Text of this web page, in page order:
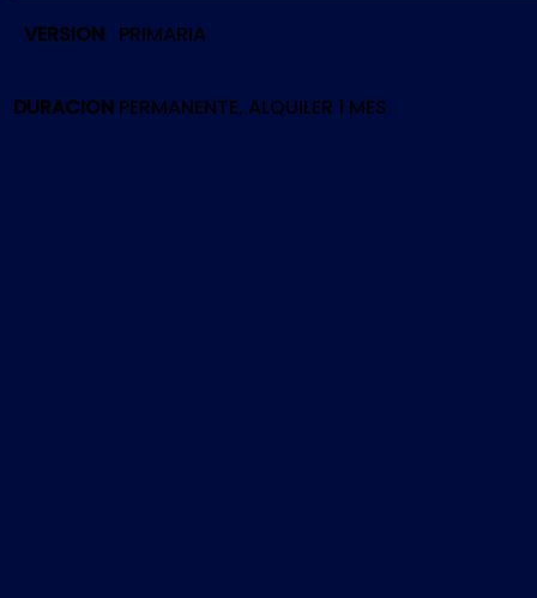
cantidad
VERSION PRIMARIA
DURACION PERMANENTE, ALQUILER 1 MES